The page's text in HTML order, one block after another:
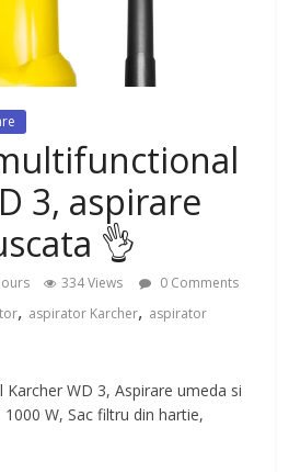
cu Flexor Fitness-
tonifiere muschi
3, aspirare
👌
334 Views
0 Comments
, aspirator Karcher, aspirator
WD 3, Aspirare umeda si
W, Sac filtru din hartie,